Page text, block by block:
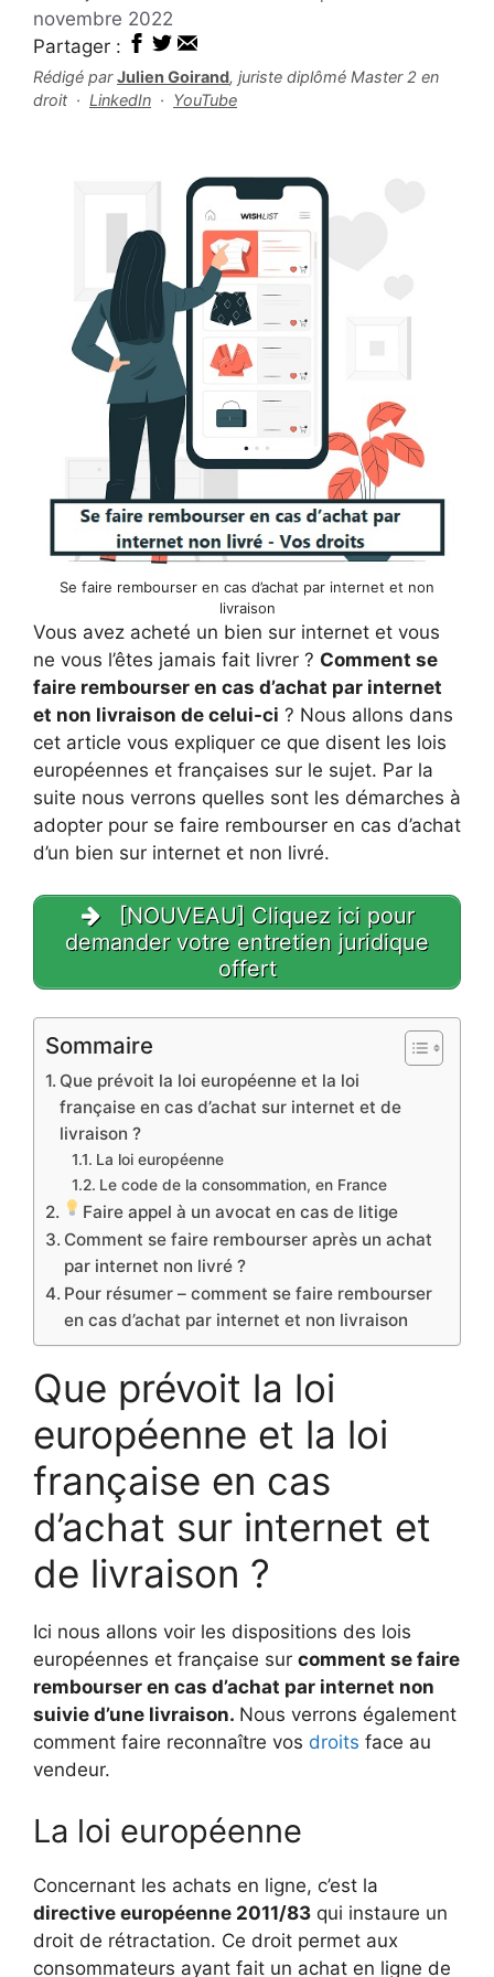
novembre 2022
Partager :
Rédigé parJulien Goirand, juriste diplômé Master 2 en
droit · LinkedIn · YouTube
Se faire rembourser en cas d’achat par internet et non
livraison
Vous avez acheté un bien sur internet et vous
ne vous l’êtes jamais fait livrer ? Comment se
faire rembourser en cas d’achat par internet
et non livraison de celui-ci ? Nous allons dans
cet article vous expliquer ce que disent les lois
européennes et françaises sur le sujet. Par la
suite nous verrons quelles sont les démarches à
adopter pour se faire rembourser en cas d’achat
d’un bien sur internet et non livré.
[NOUVEAU] Cliquez ici pour
demander votre entretien juridique
offert
Sommaire
Que prévoit la loi européenne et la loi
française en cas d’achat sur internet et de
livraison ?
La loi européenne
Le code de la consommation, en France
Faire appel à un avocat en cas de litige
Comment se faire rembourser après un achat
par internet non livré ?
Pour résumer – comment se faire rembourser
en cas d’achat par internet et non livraison
Que prévoit la loi
européenne et la loi
française en cas
d’achat sur internet et
de livraison ?
Ici nous allons voir les dispositions des lois
européennes et française sur comment se faire
rembourser en cas d’achat par internet non
suivie d’une livraison. Nous verrons également
comment faire reconnaître vos droits face au
vendeur.
La loi européenne
Concernant les achats en ligne, c’est la
directive européenne 2011/83 qui instaure un
droit de rétractation. Ce droit permet aux
consommateurs ayant fait un achat en ligne de